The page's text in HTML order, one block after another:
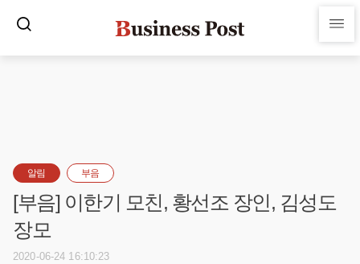
알림 부음
[부음] 이한기 모친, 황선조 장인, 김성도
장모
2020-06-24 16:10:23